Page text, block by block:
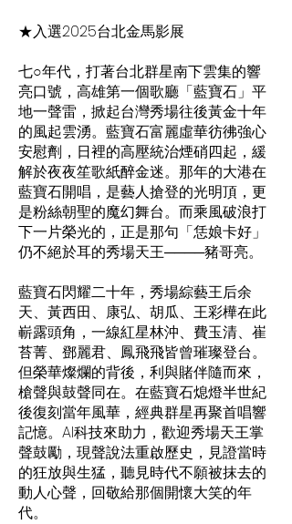
★入選2025台北金馬影展
七○年代，打著台北群星南下雲集的響
亮口號，高雄第一個歌廳「藍寶石」平
地一聲雷，掀起台灣秀場往後黃金十年
的風起雲湧。藍寶石富麗虛華彷彿強心
安慰劑，日裡的高壓統治煙硝四起，緩
解於夜夜笙歌紙醉金迷。那年的大港在
藍寶石開唱，是藝人搶登的光明頂，更
是粉絲朝聖的魔幻舞台。而乘風破浪打
下一片榮光的，正是那句「恁娘卡好」
仍不絕於耳的秀場天王────豬哥亮。
藍寶石閃耀二十年，秀場綜藝王后余
天、黃西田、康弘、胡瓜、王彩樺在此
嶄露頭角，一線紅星林沖、費玉清、崔
苔菁、鄧麗君、鳳飛飛皆曾璀璨登台。
但榮華燦爛的背後，利與賭伴隨而來，
槍聲與鼓聲同在。在藍寶石熄燈半世紀
後復刻當年風華，經典群星再聚首唱響
記憶。AI科技來助力，歡迎秀場天王掌
聲鼓勵，現聲說法重啟歷史，見證當時
的狂放與生猛，聽見時代不願被抹去的
動人心聲，回敬給那個開懷大笑的年
代。